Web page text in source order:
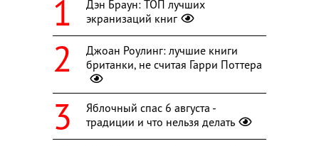
Дэн Браун: ТОП лучших
экранизаций книг
Джоан Роулинг: лучшие книги
британки, не считая Гарри Поттера
Яблочный спас 6 августа -
традиции и что нельзя делать